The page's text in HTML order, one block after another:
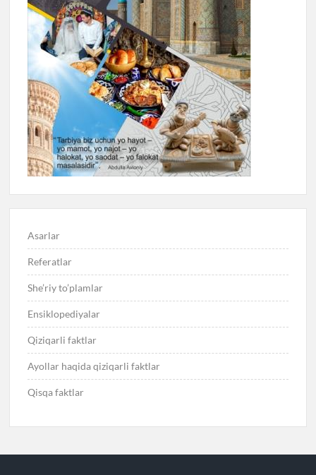
Asarlar
Referatlar
She’riy to’plamlar
Ensiklopediyalar
Qiziqarli faktlar
Ayollar haqida qiziqarli faktlar
Qisqa faktlar